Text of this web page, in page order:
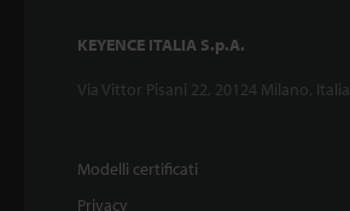
KEYENCE ITALIA S.p.A.
Via Vittor Pisani 22, 20124 Milano, Italia
Modelli certificati
Privacy